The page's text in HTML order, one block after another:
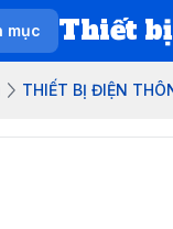
mục Thiết
THIẾT BỊ ĐIỆN